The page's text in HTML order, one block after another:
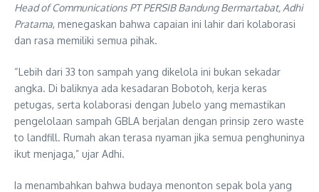
Head of Communications PT PERSIB Bandung Bermartabat, Adhi
Pratama, menegaskan bahwa capaian ini lahir dari kolaborasi
dan rasa memiliki semua pihak.
“Lebih dari 33 ton sampah yang dikelola ini bukan sekadar
angka. Di baliknya ada kesadaran Bobotoh, kerja keras
petugas, serta kolaborasi dengan Jubelo yang memastikan
pengelolaan sampah GBLA berjalan dengan prinsip zero waste
to landfill. Rumah akan terasa nyaman jika semua penghuninya
ikut menjaga,” ujar Adhi.
Ia menambahkan bahwa budaya menonton sepak bola yang